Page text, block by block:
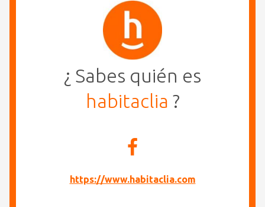
¿ Sabes quién es
habitaclia ?
https://www.habitaclia.com